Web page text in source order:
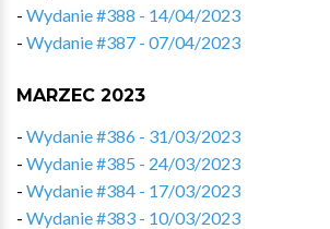
- Wydanie #388 - 14/04/2023
- Wydanie #387 - 07/04/2023
MARZEC 2023
- Wydanie #386 - 31/03/2023
- Wydanie #385 - 24/03/2023
- Wydanie #384 - 17/03/2023
- Wydanie #383 - 10/03/2023